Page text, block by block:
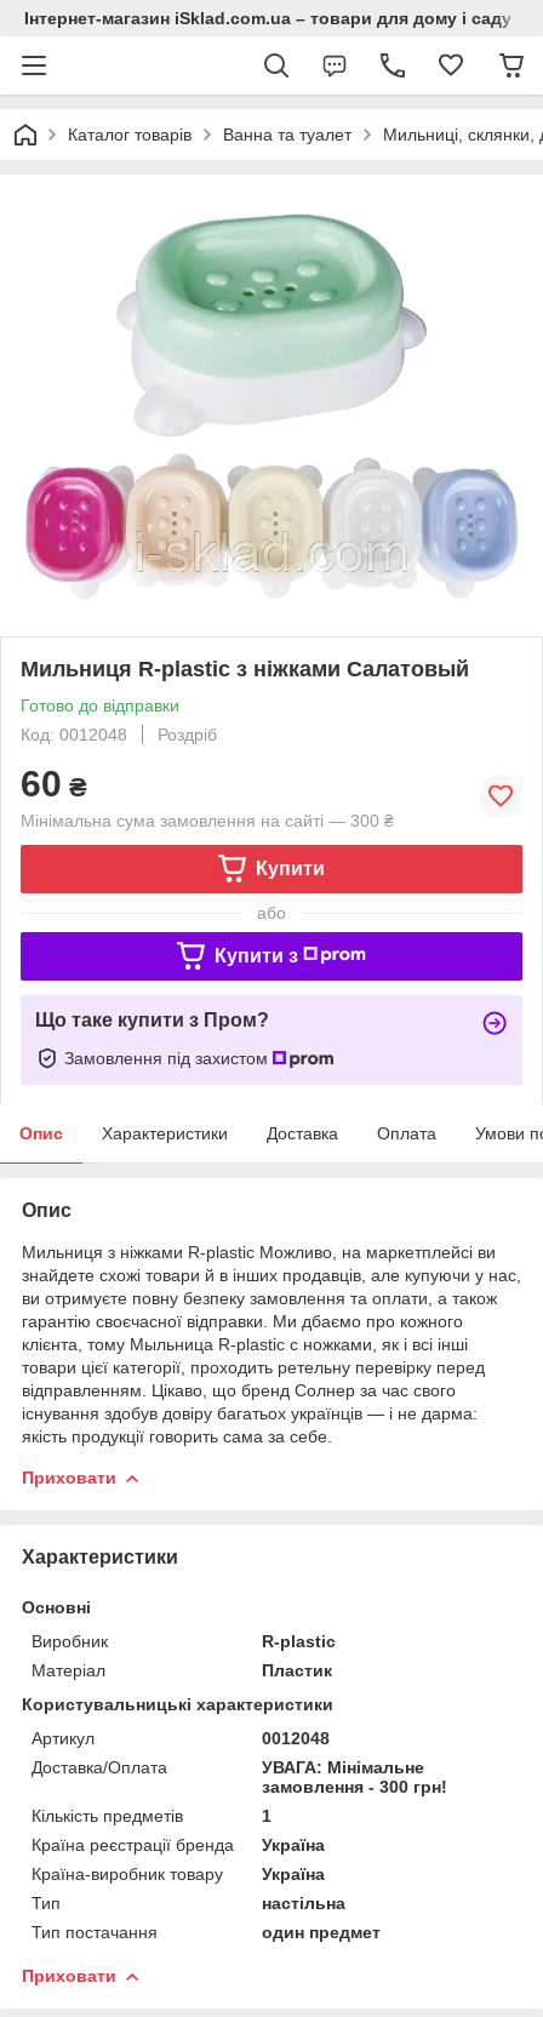
Інтернет-магазин iSklad.com.ua – товари для дому і саду
Каталог товарів Ванна та туалет Мильниці, склянки,
Мильниця R-plastic з ніжками Салатовый
Готово до відправки
Код: 0012048
Роздріб
60 ₴
Мінімальна сума замовлення на сайті — 300 ₴
Купити
або
Купити з
Що таке купити з Пром?
Замовлення під захистом
Опис Характеристики Доставка Оплата Умови
Опис
Мильниця з ніжками R-plastic Можливо, на маркетплейсі ви
знайдете схожі товари й в інших продавців, але купуючи у нас,
ви отримуєте повну безпеку замовлення та оплати, а також
гарантію своєчасної відправки. Ми дбаємо про кожного
клієнта, тому Мыльница R-plastic с ножками, як і всі інші
товари цієї категорії, проходить ретельну перевірку перед
відправленням. Цікаво, що бренд Солнер за час свого
існування здобув довіру багатьох українців — і не дарма:
якість продукції говорить сама за себе.
Приховати
Характеристики
Основні
Виробник
R-plastic
Матеріал
Пластик
Користувальницькі характеристики
Артикул
0012048
Доставка/Оплата
УВАГА: Мінімальне
замовлення - 300 грн!
Кількість предметів
1
Країна реєстрації бренда
Україна
Країна-виробник товару
Україна
Тип
настільна
Тип постачання
один предмет
Приховати